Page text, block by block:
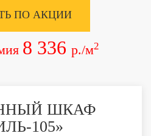
ПО АКЦИИ
8 336р./м2
ШКАФ
105»